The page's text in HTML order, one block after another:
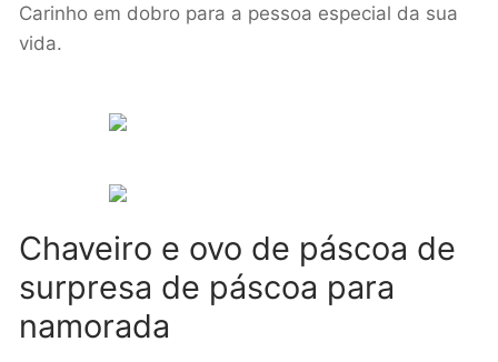
Carinho em dobro para a pessoa especial da sua
vida.
Chaveiro e ovo de páscoa de
surpresa de páscoa para
namorada